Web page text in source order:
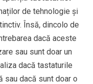
de tehnologie și
Însă, dincolo de
dacă aceste
sau sunt doar un
dacă tastaturile
sau dacă sunt doar o